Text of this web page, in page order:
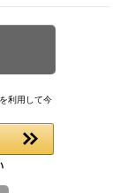
利用して今